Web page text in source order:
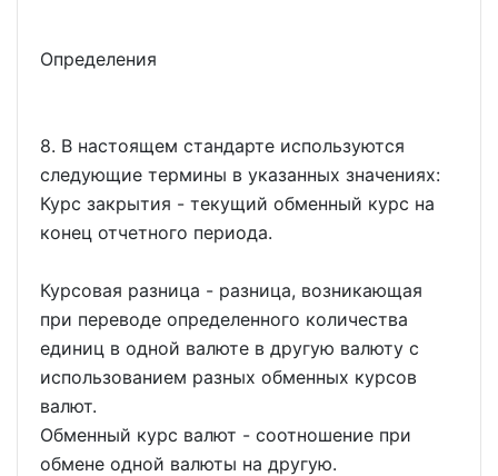
Определения
8. В настоящем стандарте используются
следующие термины в указанных значениях:
Курс закрытия - текущий обменный курс на
конец отчетного периода.
Курсовая разница - разница, возникающая
при переводе определенного количества
единиц в одной валюте в другую валюту с
использованием разных обменных курсов
валют.
Обменный курс валют - соотношение при
обмене одной валюты на другую.